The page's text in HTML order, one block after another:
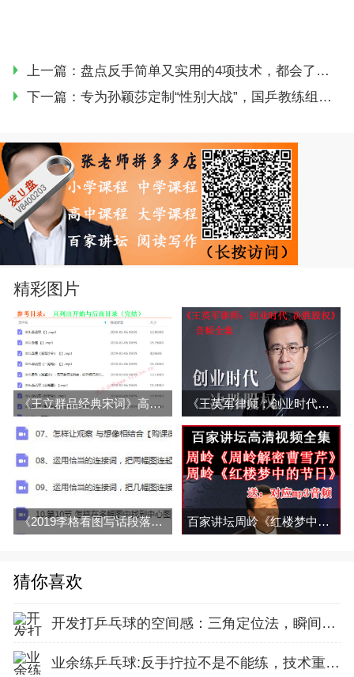
上一篇： 盘点反手简单又实用的4项技术，都会了赛场上就能横着走！
下一篇： 专为孙颖莎定制“性别大战”，国乒教练组真是看热闹不嫌事大！
精彩图片
《王立群品经典宋词》高清音频/文字解说全集百度云百度网盘下载 《王英军律师：创业时代决胜股权》音频全集百度云百度网盘下载
《2019李格看图写话段落训练》视频全集百度云百度网盘下载 百家讲坛周岭《红楼梦中的节日》《解密曹雪芹》视频和音频全集百度网盘下载
猜你喜欢
开发打乒乓球的空间感：三角定位法，瞬间找准最佳击球点
业余练乒乓球:反手拧拉不是不能练，技术重点就不在手上